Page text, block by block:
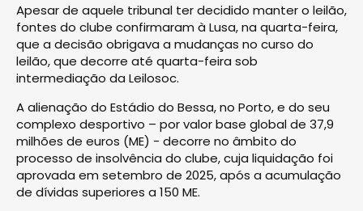
Apesar de aquele tribunal ter decidido manter o leilão,
fontes do clube confirmaram à Lusa, na quarta-feira,
que a decisão obrigava a mudanças no curso do
leilão, que decorre até quarta-feira sob
intermediação da Leilosoc.
A alienação do Estádio do Bessa, no Porto, e do seu
complexo desportivo – por valor base global de 37,9
milhões de euros (ME) - decorre no âmbito do
processo de insolvência do clube, cuja liquidação foi
aprovada em setembro de 2025, após a acumulação
de dívidas superiores a 150 ME.